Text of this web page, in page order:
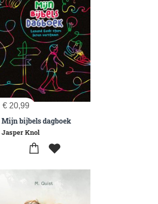
€ 20,99
Mijn bijbels dagboek
Jasper Knol